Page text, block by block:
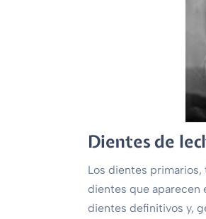
Dientes de
Los dientes
dientes que aparecen
dientes definitivos y,